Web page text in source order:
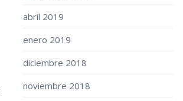
abril 2019
enero 2019
diciembre 2018
noviembre 2018